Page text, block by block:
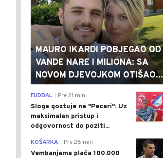
MAURO IKARDI POBJEGAO OD
VANDE NARE I MILIONA: SA
NOVOM DJEVOJKOM OTIŠAO...
FUDBAL Pre 21 min
Sloga gostuje na "Pecari": Uz
maksimalan pristup i
odgovornost do poziti...
KOŠARKA Pre 28 min
Vembanjama plaća 100.000